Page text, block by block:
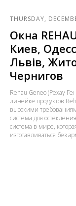
THURSDAY,
Окна
Киев,
Львів,
Чернигов
Rehau Geneo (Рехау
линейке продуктов
высокими
система для
система в мире,
изготавливаться без